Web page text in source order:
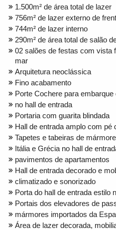
1.500m² de área total de lazer
756m² de lazer externo de
744m² de lazer interno
290m² de área total de salão
02 salões de festas com vista
mar
Arquitetura neoclássica
Fino acabamento
Porte Cochere para
no hall de entrada
Portaria com guarita blindada
Hall de entrada amplo com pé
Tapetes e tabeiras de
Itália e Grécia no hall de
pavimentos de apartamentos
Hall de entrada decorado e
climatizado e sonorizado
Porta do hall de entrada estilo
Portais dos elevadores de
mármores importados da
Área de lazer decorada,